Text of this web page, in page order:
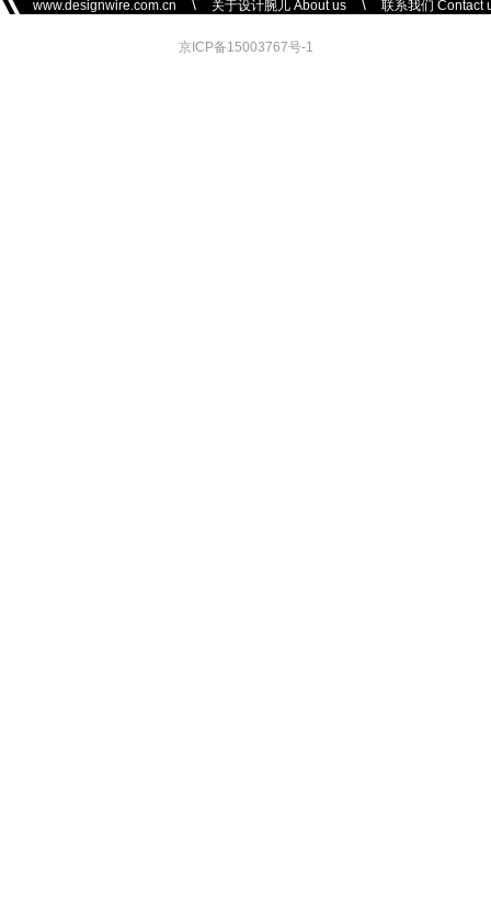
www.designwire.com.cn \ 关于设计腕儿 About us \ 联系我们 Contact
京ICP备15003767号-1